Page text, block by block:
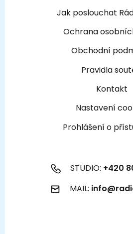
Jak poslouchat
Ochrana
Obchodní
Pravidla
Kontakt
Nastavení
Prohlášení o
STUDIO: +420
MAIL: